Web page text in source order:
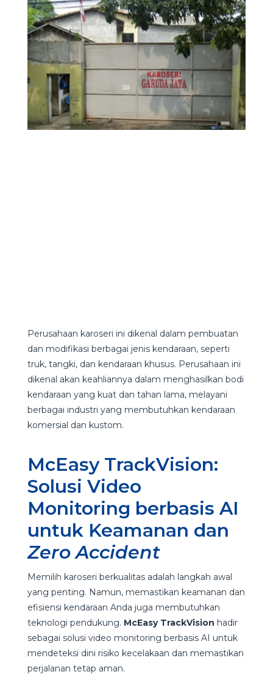
Perusahaan karoseri ini dikenal dalam pembuatan
dan modifikasi berbagai jenis kendaraan, seperti
truk, tangki, dan kendaraan khusus. Perusahaan ini
dikenal akan keahliannya dalam menghasilkan bodi
kendaraan yang kuat dan tahan lama, melayani
berbagai industri yang membutuhkan kendaraan
komersial dan kustom.
McEasy TrackVision:
Solusi Video
Monitoring berbasis AI
untuk Keamanan dan
Zero Accident
Memilih karoseri berkualitas adalah langkah awal
yang penting. Namun, memastikan keamanan dan
efisiensi kendaraan Anda juga membutuhkan
teknologi pendukung. McEasy TrackVision hadir
sebagai solusi video monitoring berbasis AI untuk
mendeteksi dini risiko kecelakaan dan memastikan
perjalanan tetap aman.